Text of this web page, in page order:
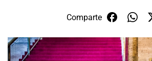
Servicios ciudadanos
Subsecretaría de Relaciones
Internacionales
Comparte